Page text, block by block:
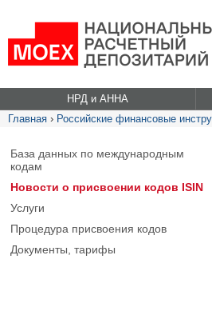
НРД и АННА
Главная › Российские финансовые
База данных по международным
кодам
Новости о присвоении кодов ISIN
Услуги
Процедура присвоения кодов
Документы, тарифы